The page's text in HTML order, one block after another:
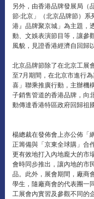
另外，由香港品牌發展局（
節‧北京」（北京品牌節）
港』品牌聚京城」為主題，
動、文娛表演節目等，讓參
風貌，見證香港經濟自回歸
北京品牌節除了在北京工展
至7月期間，在北京市進行為
喜」聯乘推廣行動，主辦機
子銷售管道的香港品牌，向
動傳達香港特區政府回歸祖
楊總裁在發佈會上亦公佈「
正籌備與「京東全球購」合
更有效地打入內地龐大的市
會時同步推出，讓內地的市
品。此外，展會期間，廠商
學生，隨廠商會的代表團一
工展會內實習及參觀不同的